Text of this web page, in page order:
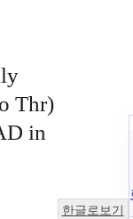
Thr)
in
한글로보기